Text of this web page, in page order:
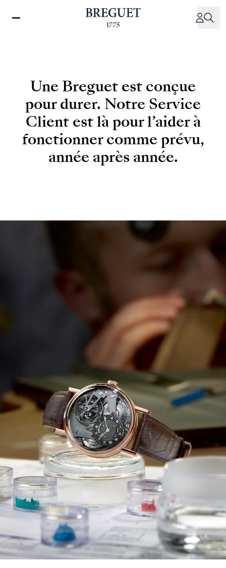
Une Breguet est conçue
pour durer. Notre Service
Client est là pour l’aider à
fonctionner comme prévu,
année après année.